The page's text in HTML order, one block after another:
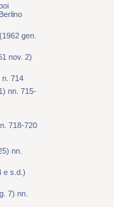
gen.
nov. 2)
n. 714
nn. 715-
718-720
nn.
e s.d.)
7) nn.